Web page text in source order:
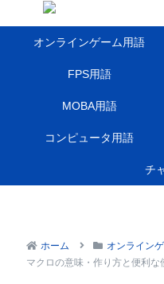
オンラインゲーム用語
FPS用語
MOBA用語
コンピュータ用語
チ
ホーム オンライン
マクロの意味・作り方と便利な